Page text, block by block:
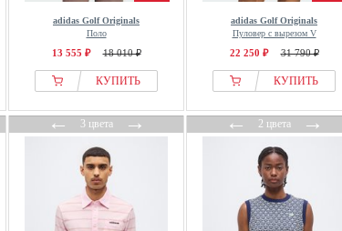
adidas Golf Originals
Поло
13 555 ₽ 18 010 ₽
КУПИТЬ
adidas Golf Originals
Пуловер с вырезом V
22 250 ₽ 31 790 ₽
КУПИТЬ
←3 цвета→ ←2 цвета→